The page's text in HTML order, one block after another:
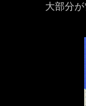
大部分